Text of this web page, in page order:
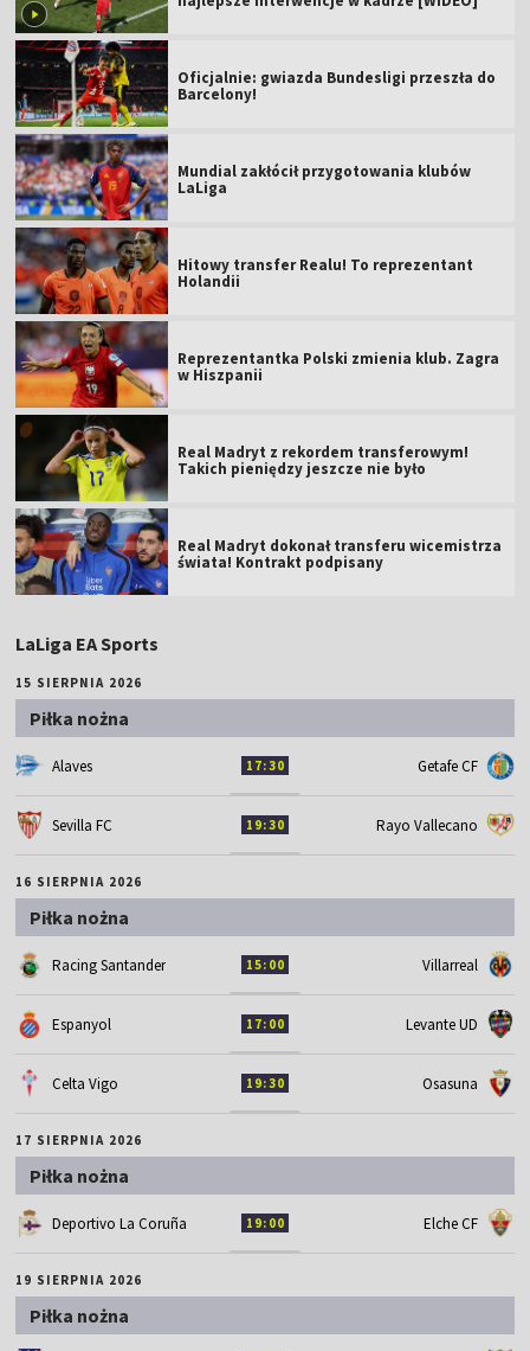
Oficjalnie: gwiazda Bundesligi przeszła do
Barcelony!
Mundial zakłócił przygotowania klubów
LaLiga
Hitowy transfer Realu! To reprezentant
Holandii
Reprezentantka Polski zmienia klub. Zagra
w Hiszpanii
Real Madryt z rekordem transferowym!
Takich pieniędzy jeszcze nie było
Real Madryt dokonał transferu wicemistrza
świata! Kontrakt podpisany
LaLiga EA Sports
15 SIERPNIA 2026
Piłka nożna
Alaves 17:30 Getafe CF
Sevilla FC 19:30 Rayo Vallecano
16 SIERPNIA 2026
Piłka nożna
Racing Santander 15:00 Villarreal
Espanyol 17:00 Levante UD
Celta Vigo 19:30 Osasuna
17 SIERPNIA 2026
Piłka nożna
Deportivo La Coruña 19:00 Elche CF
19 SIERPNIA 2026
Piłka nożna